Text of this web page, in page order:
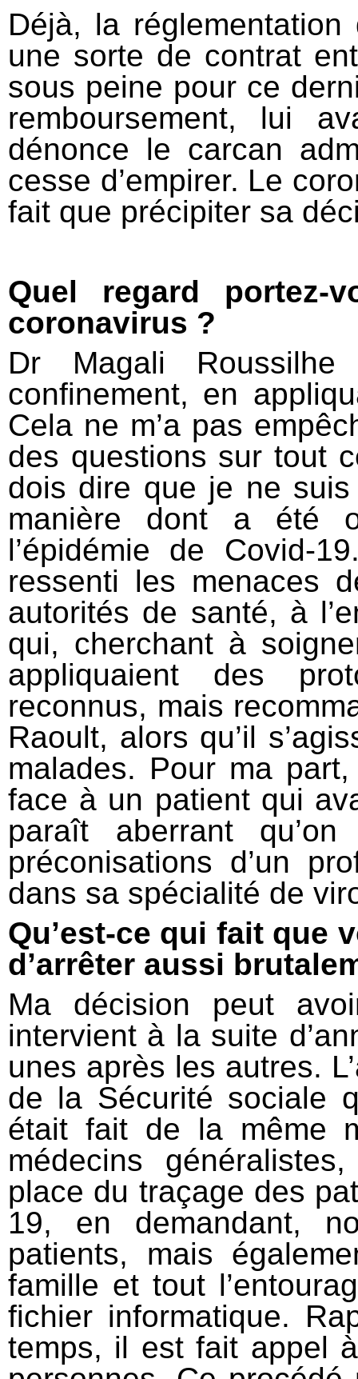
Déjà, la
une sorte de contrat
sous peine pour ce
remboursement, lui
dénonce le carcan
cesse d’empirer. Le
fait que précipiter sa
Quel regard portez-
coronavirus ?
Dr Magali
confinement, en
Cela ne m’a pas
des questions sur tout
dois dire que je ne
manière dont a été
l’épidémie de Covid-
ressenti les menaces
autorités de santé, à
qui, cherchant à
appliquaient des
reconnus, mais
Raoult, alors qu’il
malades. Pour ma
face à un patient qui
paraît aberrant
préconisations d’un
dans sa spécialité de
Qu’est-ce qui fait que
d’arrêter aussi
Ma décision peut
intervient à la suite
unes après les autres.
de la Sécurité sociale
était fait de la même
médecins
place du traçage des
19, en demandant,
patients, mais
famille et tout
fichier informatique.
temps, il est fait appel